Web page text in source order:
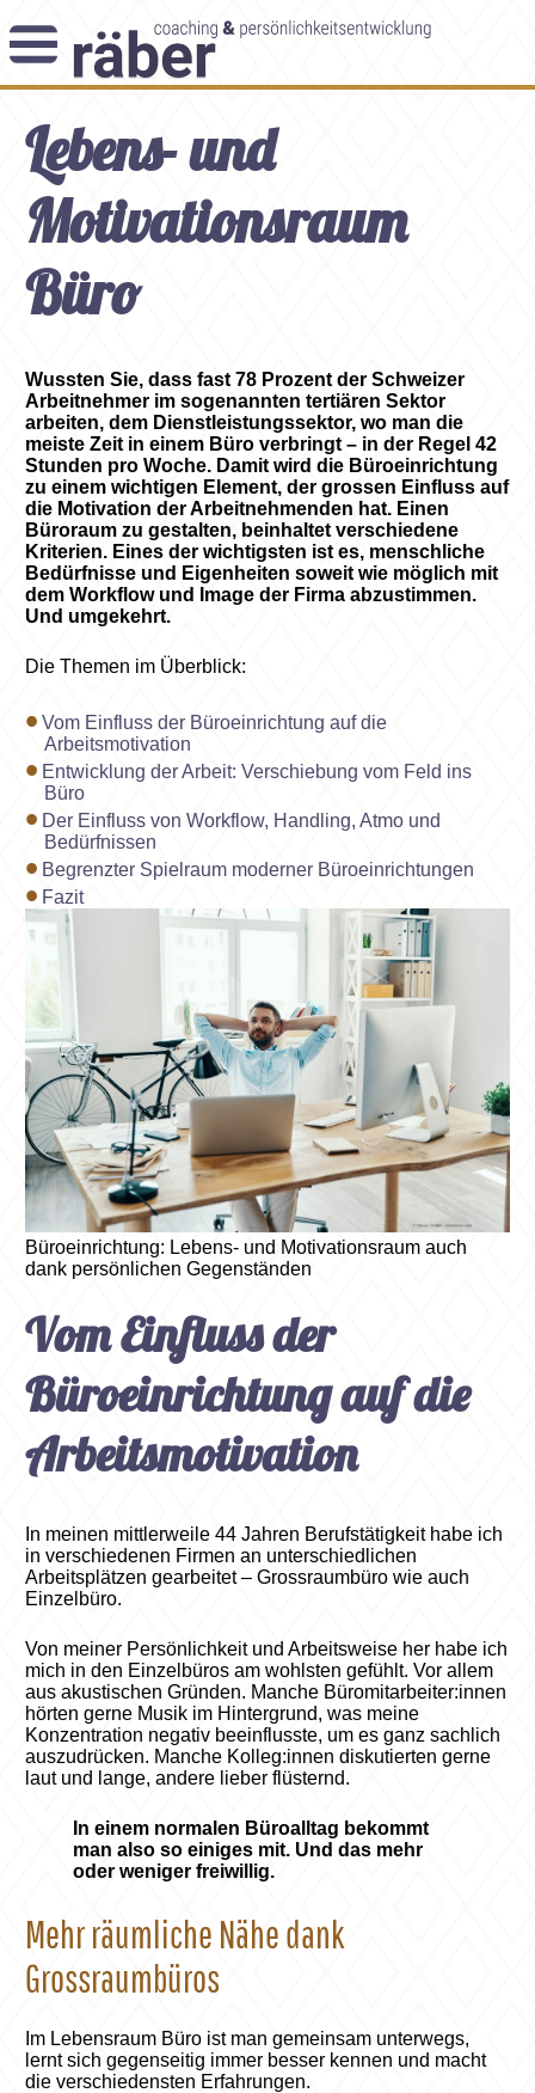
Themenblog
Angebot
Coaching-Impulse
Das Enneagramm
Lebens- und
Motivationsraum
Büro
Wussten Sie, dass fast 78 Prozent der Schweizer
Arbeitnehmer im sogenannten tertiären Sektor
arbeiten, dem Dienstleistungssektor, wo man die
meiste Zeit in einem Büro verbringt – in der Regel 42
Stunden pro Woche. Damit wird die Büroeinrichtung
zu einem wichtigen Element, der grossen Einfluss auf
die Motivation der Arbeitnehmenden hat. Einen
Büroraum zu gestalten, beinhaltet verschiedene
Kriterien. Eines der wichtigsten ist es, menschliche
Bedürfnisse und Eigenheiten soweit wie möglich mit
dem Workflow und Image der Firma abzustimmen.
Und umgekehrt.
Die Themen im Überblick:
Vom Einfluss der Büroeinrichtung auf die
Arbeitsmotivation
Entwicklung der Arbeit: Verschiebung vom Feld ins
Büro
Der Einfluss von Workflow, Handling, Atmo und
Bedürfnissen
Begrenzter Spielraum moderner Büroeinrichtungen
Fazit
Büroeinrichtung: Lebens- und Motivationsraum auch
dank persönlichen Gegenständen
Vom Einfluss der
Büroeinrichtung auf die
Arbeitsmotivation
In meinen mittlerweile 44 Jahren Berufstätigkeit habe ich
in verschiedenen Firmen an unterschiedlichen
Arbeitsplätzen gearbeitet – Grossraumbüro wie auch
Einzelbüro.
Von meiner Persönlichkeit und Arbeitsweise her habe ich
mich in den Einzelbüros am wohlsten gefühlt. Vor allem
aus akustischen Gründen. Manche Büromitarbeiter:innen
hörten gerne Musik im Hintergrund, was meine
Konzentration negativ beeinflusste, um es ganz sachlich
auszudrücken. Manche Kolleg:innen diskutierten gerne
laut und lange, andere lieber flüsternd.
In einem normalen Büroalltag bekommt
man also so einiges mit. Und das mehr
oder weniger freiwillig.
Mehr räumliche Nähe dank
Grossraumbüros
Im Lebensraum Büro ist man gemeinsam unterwegs,
lernt sich gegenseitig immer besser kennen und macht
die verschiedensten Erfahrungen.